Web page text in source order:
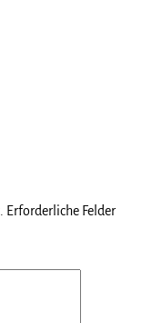
Erforderliche Felder